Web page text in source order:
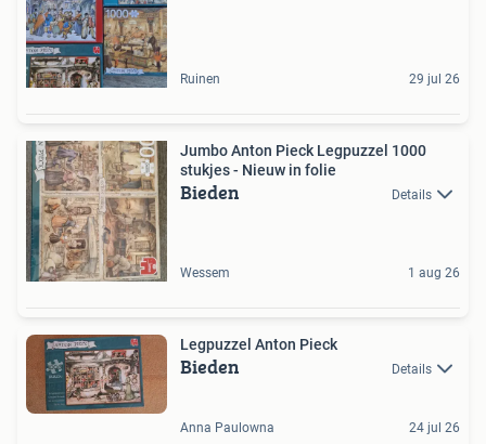
Ruinen 29 jul 26
Jumbo Anton Pieck Legpuzzel 1000
stukjes - Nieuw in folie
Bieden Details
Wessem 1 aug 26
Legpuzzel Anton Pieck
Bieden Details
Anna Paulowna 24 jul 26